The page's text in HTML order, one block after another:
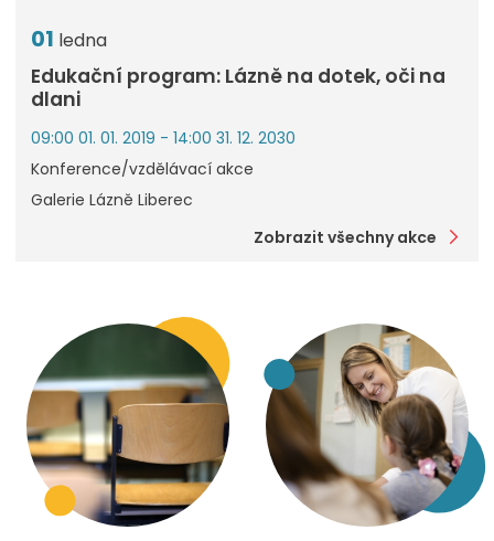
01 ledna
Edukační program: Lázně na dotek, oči na
dlani
09:00 01. 01. 2019 - 14:00 31. 12. 2030
Konference/vzdělávací akce
Galerie Lázně Liberec
Zobrazit všechny akce